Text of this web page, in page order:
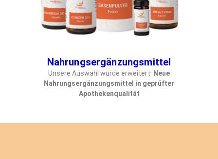
Nahrungsergänzungsmittel
Unsere Auswahl wurde erweitert: Neue
Nahrungsergänzungsmittel in geprüfter
Apothekenqualität